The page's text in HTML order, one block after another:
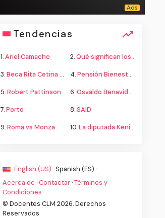
Tendencias
1.Ariel Camacho 2.Qué significan los colores de la bandera
3.Beca Rita Cetina secundaria 4.Pensión Bienestar adultos mayores
5.Robert Pattinson 6.Osvaldo Benavides
7.Porto 8.SAID
9.Roma vs Monza 10.La diputada Kenia López propone cambiar el nombre del país a México
English (US) · Spanish (ES) ·
Acerca de · Contactar ·Términos y
Condiciones ·
© Docentes CLM 2026. Derechos
Reservados